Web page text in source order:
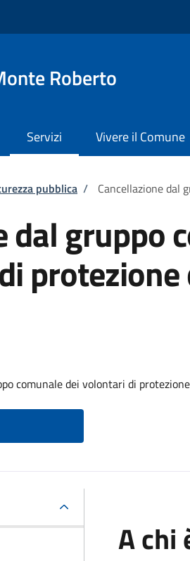
Roberto
Servizi Vivere il Comune
pubblica / Cancellazione dal
dal gruppo
protezione
comunale dei volontari di
A chi